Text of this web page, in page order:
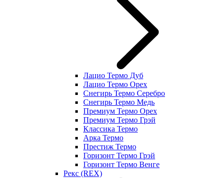
Лацио Термо Дуб
Лацио Термо Орех
Снегирь Термо Серебро
Снегирь Термо Медь
Премиум Термо Орех
Премиум Термо Грэй
Классика Термо
Арка Термо
Престиж Термо
Горизонт Термо Грэй
Горизонт Термо Венге
Рекс (REX)